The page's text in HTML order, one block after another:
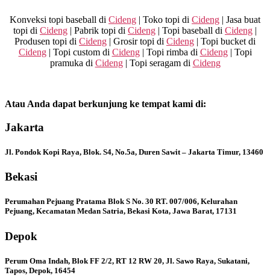
Konveksi topi baseball di Cideng | Toko topi di Cideng | Jasa buat
topi di Cideng | Pabrik topi di Cideng | Topi baseball di Cideng |
Produsen topi di Cideng | Grosir topi di Cideng | Topi bucket di
Cideng| Topi custom di Cideng| Topi rimba di Cideng| Topi
pramuka di Cideng| Topi seragam di Cideng
Atau Anda dapat berkunjung ke tempat kami di:
Jakarta
Jl. Pondok Kopi Raya, Blok. S4, No.5a, Duren Sawit – Jakarta Timur, 13460
Bekasi
Perumahan Pejuang Pratama Blok S No. 30 RT. 007/006, Kelurahan
Pejuang, Kecamatan Medan Satria, Bekasi Kota, Jawa Barat, 17131
Depok
Perum Oma Indah, Blok FF 2/2, RT 12 RW 20, Jl. Sawo Raya, Sukatani,
Tapos, Depok, 16454